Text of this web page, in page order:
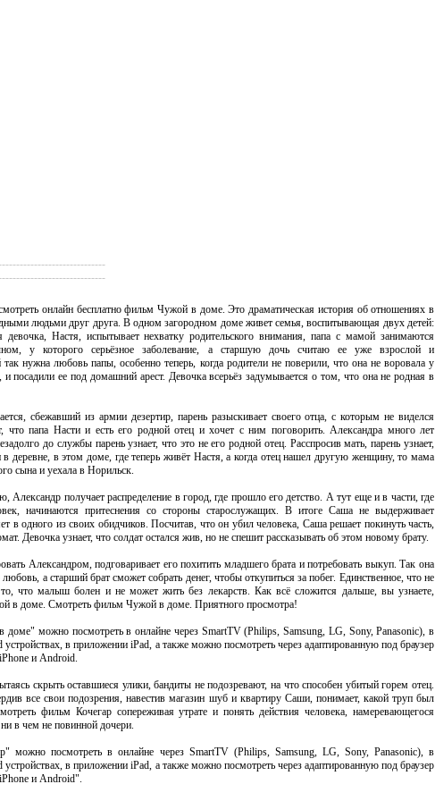
онлайн бесплатно фильм Чужой в доме. Это драматическая история об отношениях в
людьми друг друга. В одном загородном доме живет семья, воспитывающая двух детей:
Настя, испытывает нехватку родительского внимания, папа с мамой занимаются
у которого серьёзное заболевание, а старшую дочь считаю ее уже взрослой и
нужна любовь папы, особенно теперь, когда родители не поверили, что она не воровала у
и посадили ее под домашний арест. Девочка всерьёз задумывается о том, что она не родная в
сбежавший из армии дезертир, парень разыскивает своего отца, с которым не виделся
что папа Насти и есть его родной отец и хочет с ним поговорить. Александра много лет
до службы парень узнает, что это не его родной отец. Расспросив мать, парень узнает,
в деревне, в этом доме, где теперь живёт Настя, а когда отец нашел другую женщину, то мама
сына и уехала в Норильск.
Александр получает распределение в город, где прошло его детство. А тут еще и в части, где
начинаются притеснения со стороны старослужащих. В итоге Саша не выдерживает
в одного из своих обидчиков. Посчитав, что он убил человека, Саша решает покинуть часть,
Девочка узнает, что солдат остался жив, но не спешит рассказывать об этом новому брату.
Александром, подговаривает его похитить младшего брата и потребовать выкуп. Так она
а старший брат сможет собрать денег, чтобы откупиться за побег. Единственное, что не
что малыш болен и не может жить без лекарств. Как всё сложится дальше, вы узнаете,
в доме. Смотреть фильм Чужой в доме. Приятного просмотра!
можно посмотреть в онлайне через SmartTV (Philips, Samsung, LG, Sony, Panasonic), в
в приложении iPad, а также можно посмотреть через адаптированную под браузер
и Android.
скрыть оставшиеся улики, бандиты не подозревают, на что способен убитый горем отец.
все свои подозрения, навестив магазин шуб и квартиру Саши, понимает, какой труп был
фильм Кочегар сопереживая утрате и понять действия человека, намеревающегося
в чем не повинной дочери.
можно посмотреть в онлайне через SmartTV (Philips, Samsung, LG, Sony, Panasonic), в
в приложении iPad, а также можно посмотреть через адаптированную под браузер
и Android".